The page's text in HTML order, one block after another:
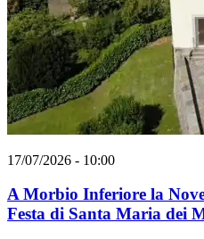
17/07/2026 - 10:00
A Morbio Inferiore la
Festa di Santa Maria dei